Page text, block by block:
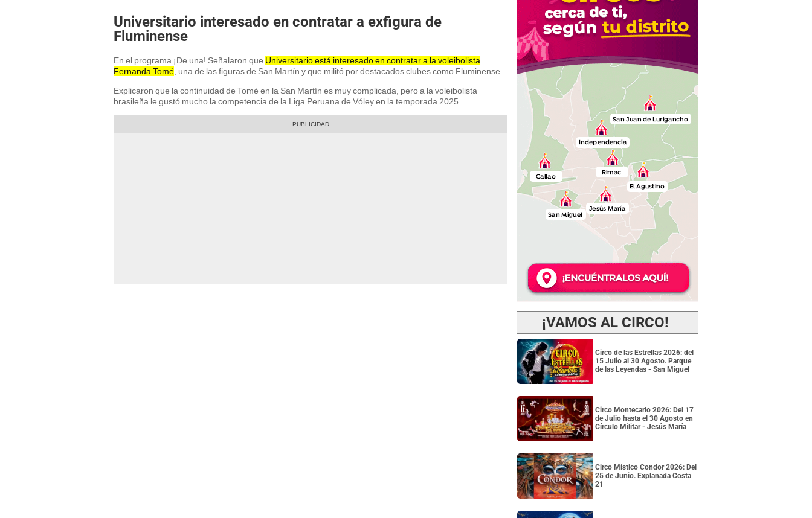
Universitario interesado en contratar a exfigura de
Fluminense
En el programa ¡De una! Señalaron que Universitario está interesado en contratar a la voleibolista
Fernanda Tomé, una de las figuras de San Martín y que militó por destacados clubes como Fluminense.
Explicaron que la continuidad de Tomé en la San Martín es muy complicada, pero a la voleibolista
brasileña le gustó mucho la competencia de la Liga Peruana de Vóley en la temporada 2025.
¡VAMOS AL CIRCO!
Circo de las Estrellas 2026: del
15 Julio al 30 Agosto. Parque
de las Leyendas - San Miguel
Circo Montecarlo 2026: Del 17
de Julio hasta el 30 Agosto en
Círculo Militar - Jesús María
Circo Místico Condor 2026: Del
25 de Junio. Explanada Costa
21